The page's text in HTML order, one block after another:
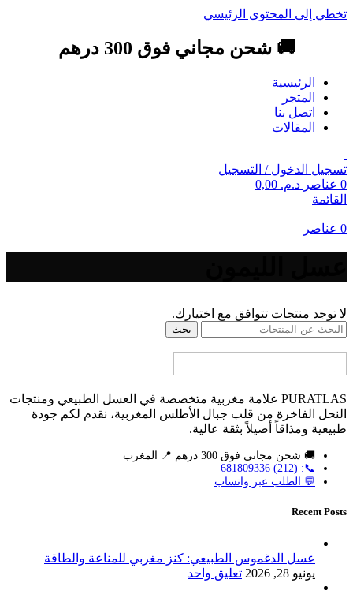
تخطي إلى المحتوى الرئيسي
🚚 شحن مجاني فوق 300 درهم
الرئيسية
المتجر
اتصل بنا
المقالات
تسجيل الدخول / التسجيل
0 عناصر د.م.
القائمة
0 عناصر
لا توجد منتجات تتوافق مع اختيارك.
بحث
PURATLAS علامة مغربية متخصصة في العسل الطبيعي ومنتجات
النحل الفاخرة من قلب جبال الأطلس المغربية، نقدم لكم جودة
طبيعية ومذاقاً أصيلاً بثقة عالية.
🚚 شحن مجاني فوق 300 درهم 📍 المغرب
📞: (212) 681809336
💬 الطلب عبر واتساب
Recent Posts
عسل الدغموس الطبيعي: كنز مغربي للمناعة والطاقة
يونيو 28, 2026
تعليق واحد